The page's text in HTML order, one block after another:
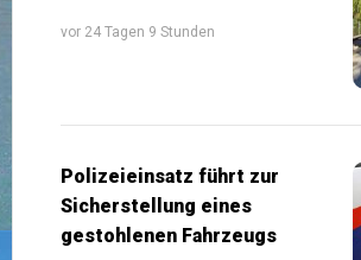
vor 24 Tagen 9 Stunden
Polizeieinsatz führt zur
Sicherstellung eines
gestohlenen Fahrzeugs